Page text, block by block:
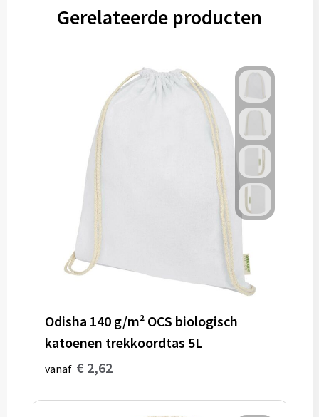
GereedschapGerelateerde producten
Odisha 140 g/m² OCS biologisch
katoenen trekkoordtas 5L
vanaf € 2,62